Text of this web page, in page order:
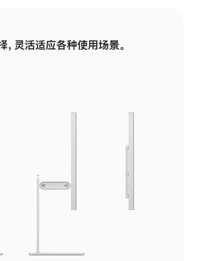
，灵活适应各种使用场景。